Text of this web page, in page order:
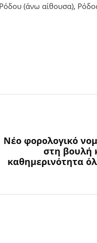
(άνω αίθουσα),
Νέο φορολογικό
στη βουλή
καθημερινότητα